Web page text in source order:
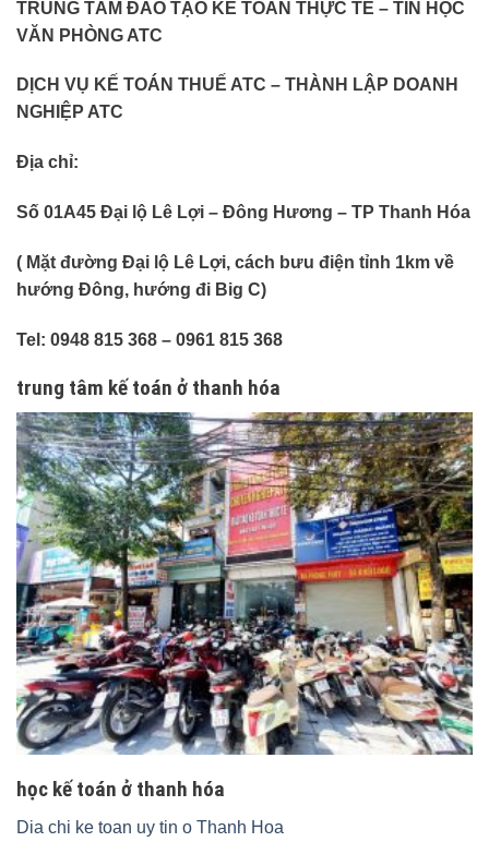
TRUNG TÂM ĐÀO TẠO KẾ TOÁN THỰC TẾ – TIN HỌC
VĂN PHÒNG ATC
DỊCH VỤ KẾ TOÁN THUẾ ATC – THÀNH LẬP DOANH
NGHIỆP ATC
Địa chỉ:
Số 01A45 Đại lộ Lê Lợi – Đông Hương – TP Thanh Hóa
( Mặt đường Đại lộ Lê Lợi, cách bưu điện tỉnh 1km về
hướng Đông, hướng đi Big C)
Tel: 0948 815 368 – 0961 815 368
trung tâm kế toán ở thanh hóa
học kế toán ở thanh hóa
Dia chi ke toan uy tin o Thanh Hoa